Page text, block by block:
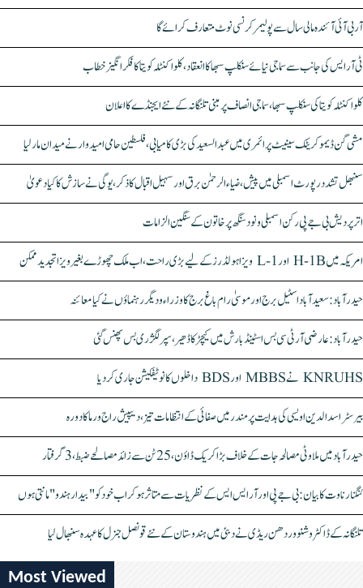
آر بی آئی آئندہ مالی سال سے پولیمر کرنسی نوٹ متعارف کرائے گا
ٹی آر ایس کی جانب سے سماجی نیائے سنکلپ سبھا کا انعقاد، کلواکنٹلہ کویتا کا فکر انگیز خطاب
کلواکنٹلہ کویتا کی سنکلپ سبھا، سماجی انصاف پر مبنی تلنگانہ کے نئے ایجنڈے کا اعلان
مشی گن ڈیموکریٹک سینیٹ پرائمری میں عبدالسعید کی بڑی کامیابی، فلسطین حامی امیدوار نے میدان مار لیا
سنبھل تشدد رپورٹ اسمبلی میں پیش، ضیاء الرحمٰن برق اور سہیل اقبال کا ذکر، یوگی نے سازش کا کیا دعویٰ
اتر پردیش بی جے پی رکن اسمبلی ونود سنگھ پر خاتون کے سنگین الزامات
امریکہ میں H-1B اور L-1 ویزا ہولڈرز کے لیے بڑی راحت، اب ملک چھوڑے بغیر ویزا تجدید ممکن
حیدرآباد: سعیدآباد اسٹیل برج اور موسیٰ رام باغ برج کا وزراء و دیگر رہنماؤں نے کیا معائنہ
حیدرآباد: عارضی آر ٹی سی بس اسٹینڈ بارش میں کیچڑ کا ڈھیر، سپر لگژری بس پھنس گئی
KNRUHS نے MBBS اور BDS داخلوں کا نوٹیفکیشن جاری کر دیا
بیرسٹر اسدالدین اویسی کی ہدایت پر مندر میں صفائی کے انتظامات تیز، دیپیش راج ورما کا دورہ
حیدرآباد میں ملاوٹی مصالحہ جات کے خلاف بڑا کریک ڈاؤن، 25 ٹن سے زائد مصالحے ضبط، 3 گرفتار
کنگنا رناوت کا بیان: بی جے پی اور آر ایس ایس کے نظریات سے متاثر ہو کر اب خود کو "بیدار ہندو" مانتی ہوں
تلنگانہ کے ڈاکٹر وشنو وردھن ریڈی نے دبئی میں ہندوستان کے نئے قونصل جنرل کا عہدہ سنبھال لیا
Most Viewed